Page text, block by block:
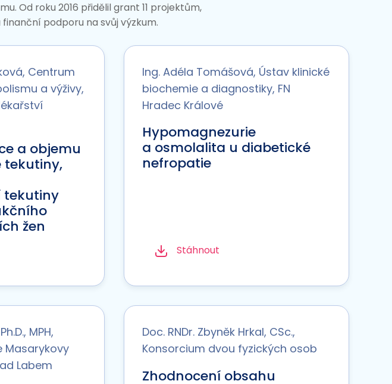
Od roku 2016 přidělil grant 11 projektům,
podporu na svůj výzkum.
Centrum
a výživy,
a objemu
tekutiny,
tekutiny
žen
Ing. Adéla Tomášová, Ústav klinické
biochemie a diagnostiky, FN
Hradec Králové
Hypomagnezurie
a osmolalita u diabetické
nefropatie
Stáhnout
MPH,
Masarykovy
Labem
Doc. RNDr. Zbyněk Hrkal, CSc.,
Konsorcium dvou fyzických osob
Zhodnocení obsahu